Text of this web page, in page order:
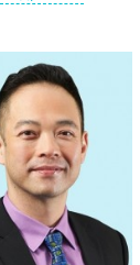
опухолей